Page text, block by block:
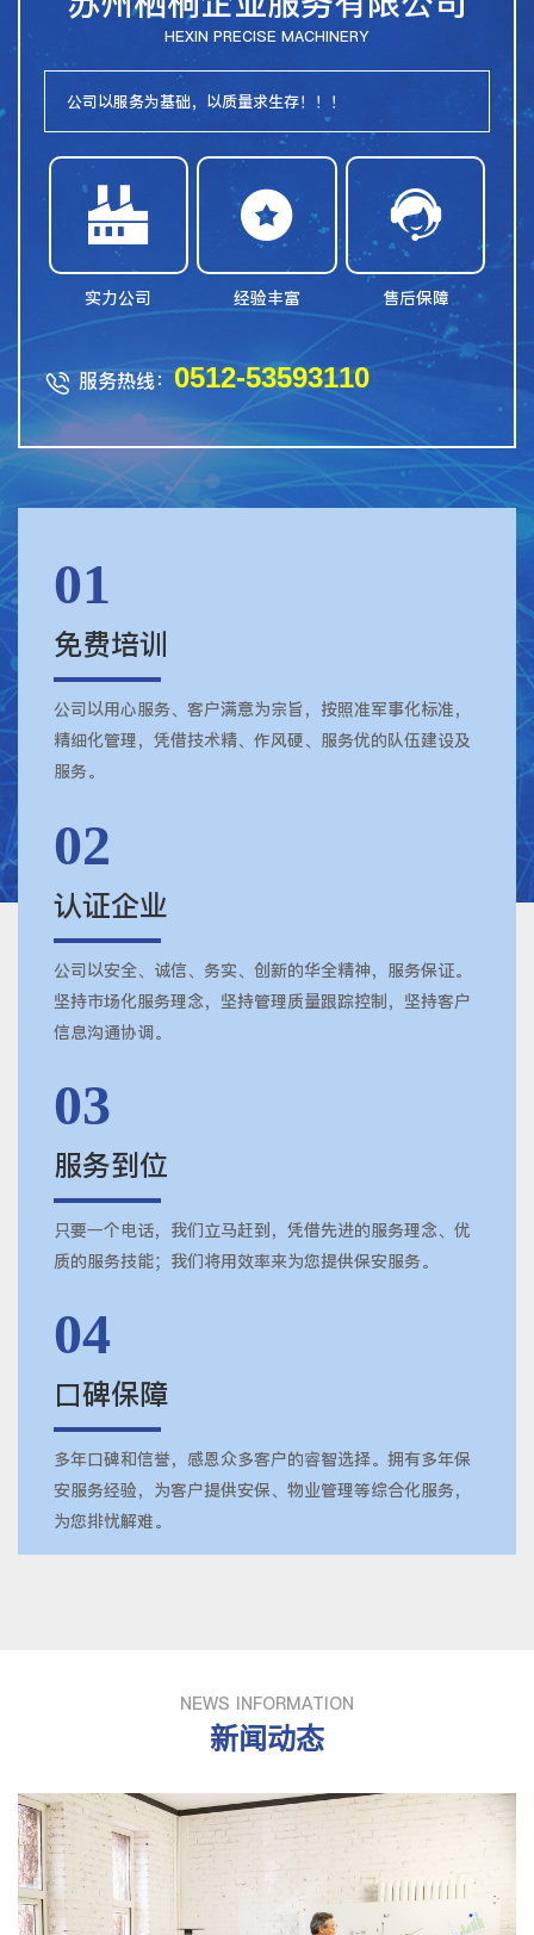
HEXIN PRECISE MACHINERY
公司以服务为基础，以质量求生存！！！

实力公司

经验丰富

售后保障
 服务热线： 0512-53593110
01
免费培训
公司以用心服务、客户满意为宗旨，按照准军事化标准，
精细化管理，凭借技术精、作风硬、服务优的队伍建设及
服务。
02
认证企业
公司以安全、诚信、务实、创新的华全精神，服务保证。
坚持市场化服务理念，坚持管理质量跟踪控制，坚持客户
信息沟通协调。
03
服务到位
只要一个电话，我们立马赶到，凭借先进的服务理念、优
质的服务技能；我们将用效率来为您提供保安服务。
04
口碑保障
多年口碑和信誉，感恩众多客户的睿智选择。拥有多年保
安服务经验，为客户提供安保、物业管理等综合化服务，
为您排忧解难。
NEWS INFORMATION
新闻动态